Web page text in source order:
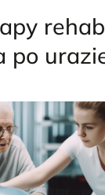
po